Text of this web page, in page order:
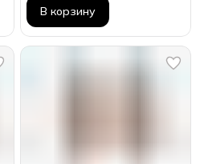
В корзину